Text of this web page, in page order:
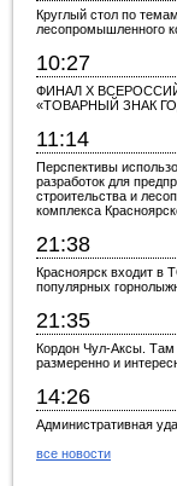
Круглый стол по
лесопромышленного
10:27
ФИНАЛ X
«ТОВАРНЫЙ ЗНАК
11:14
Перспективы
разработок для
строительства и
комплекса
21:38
Красноярск входит в
популярных
21:35
Кордон Чул-Аксы. Там
размеренно и
14:26
Административная
все новости